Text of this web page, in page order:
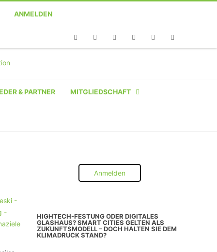
ANMELDEN
& PARTNER MITGLIEDSCHAFT
INSTITUTION
UNTERNEHMEN MIT 11-50 MA
Anmelden
HIGHTECH-FESTUNG ODER DIGITALES
GLASHAUS? SMART CITIES GELTEN ALS
ZUKUNFTSMODELL – DOCH HALTEN SIE DEM
KLIMADRUCK STAND?